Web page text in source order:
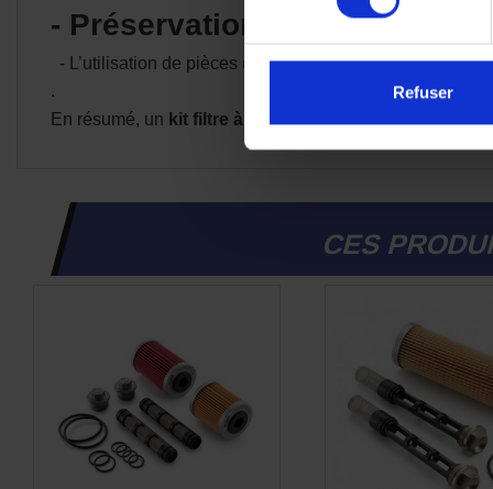
Refuser
- Préservation de la garantie
- L’utilisation de pièces d'origine permet de conserver
.
En résumé, un kit filtre à huile KTM d’origine
CES